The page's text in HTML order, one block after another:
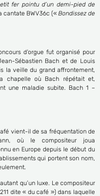
fer pointu d’un demi-pied de
cantate BWV36c (« Bondissez de
d’orgue fut organisé pour
Sébastien Bach et de Louis
la veille du grand affrontement,
chapelle où Bach répétait et,
une maladie subite. Bach 1 –
vient-il de sa fréquentation de
où le compositeur joua
en Europe depuis le début du
qui portent son nom,
qu’un luxe. Le compositeur
dite « du café ») dans laquelle